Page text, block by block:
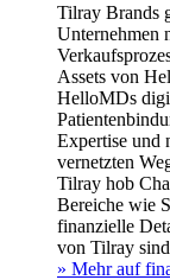
Tilray Brands
Unternehmen
Assets von
HelloMDs
Expertise und
vernetzten
Tilray hob
Bereiche wie
finanzielle
von Tilray
» Mehr auf